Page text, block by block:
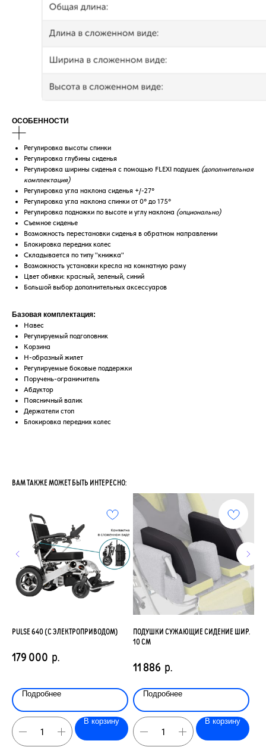
ОСОБЕННОСТИ
Регулировка высоты спинки
Регулировка глубины сиденья
Регулировка ширины сиденья с помощью FLEXI подушек (дополнительная
комплектация)
Регулировка угла наклона сиденья +/-27°
Регулировка угла наклона спинки от 0° до 175°
Регулировка подножки по высоте и углу наклона (опционально)
Съемное сиденье
Возможность перестановки сиденья в обратном направлении
Блокировка передних колес
Складывается по типу "книжка"
Возможность установки кресла на комнатную раму
Цвет обивки: красный, зеленый, синий
Большой выбор дополнительных аксессуаров
Базовая комплектация:
Навес
Регулируемый подголовник
Корзина
Н-образный жилет
Регулируемые боковые поддержки
Поручень-ограничитель
Абдуктор
Поясничный валик
Держатели стоп
Блокировка передних колес
ВАМ ТАКЖЕ МОЖЕТ БЫТЬ ИНТЕРЕСНО:
PULSE 640 (С ЭЛЕКТРОПРИВОДОМ)
179 000 р.
Подробнее
В корзину
ПОДУШКИ СУЖАЮЩИЕ СИДЕНИЕ ШИР.
10 СМ
11 886 р.
Подробнее
В корзину